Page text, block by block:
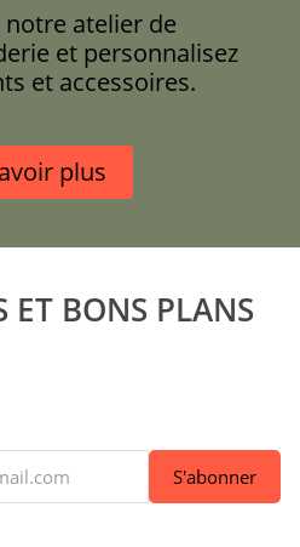
notre atelier de
et personnalisez
et accessoires.
plus
ET BONS PLANS
S'abonner